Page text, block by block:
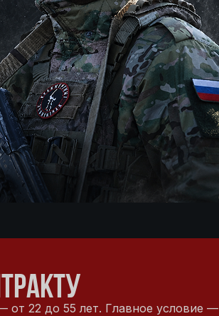
от 22 до 55 лет. Главное условие —